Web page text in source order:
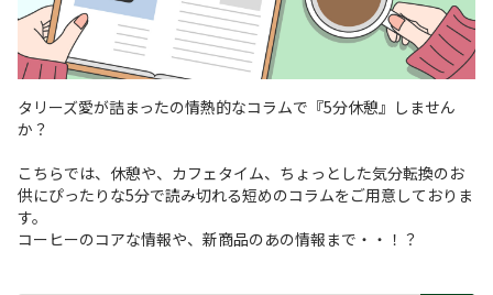
タリーズ愛が詰まったの情熱的なコラムで『5分休憩』しません
か？
こちらでは、休憩や、カフェタイム、ちょっとした気分転換のお
供にぴったりな5分で読み切れる短めのコラムをご用意しておりま
す。
コーヒーのコアな情報や、新商品のあの情報まで・・！？